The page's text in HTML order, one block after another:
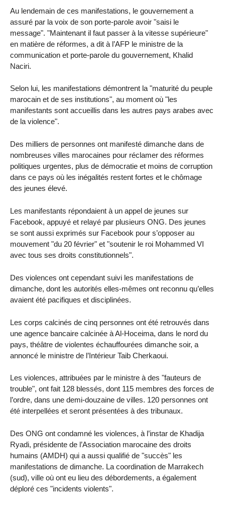
Au lendemain de ces manifestations, le gouvernement a
assuré par la voix de son porte-parole avoir "saisi le
message". "Maintenant il faut passer à la vitesse supérieure"
en matière de réformes, a dit à l’AFP le ministre de la
communication et porte-parole du gouvernement, Khalid
Naciri.
Selon lui, les manifestations démontrent la "maturité du peuple
marocain et de ses institutions", au moment où "les
manifestants sont accueillis dans les autres pays arabes avec
de la violence".
Des milliers de personnes ont manifesté dimanche dans de
nombreuses villes marocaines pour réclamer des réformes
politiques urgentes, plus de démocratie et moins de corruption
dans ce pays où les inégalités restent fortes et le chômage
des jeunes élevé.
Les manifestants répondaient à un appel de jeunes sur
Facebook, appuyé et relayé par plusieurs ONG. Des jeunes
se sont aussi exprimés sur Facebook pour s’opposer au
mouvement "du 20 février" et "soutenir le roi Mohammed VI
avec tous ses droits constitutionnels".
Des violences ont cependant suivi les manifestations de
dimanche, dont les autorités elles-mêmes ont reconnu qu’elles
avaient été pacifiques et disciplinées.
Les corps calcinés de cinq personnes ont été retrouvés dans
une agence bancaire calcinée à Al-Hoceima, dans le nord du
pays, théâtre de violentes échauffourées dimanche soir, a
annoncé le ministre de l’Intérieur Taib Cherkaoui.
Les violences, attribuées par le ministre à des "fauteurs de
trouble", ont fait 128 blessés, dont 115 membres des forces de
l’ordre, dans une demi-douzaine de villes. 120 personnes ont
été interpellées et seront présentées à des tribunaux.
Des ONG ont condamné les violences, à l’instar de Khadija
Ryadi, présidente de l’Association marocaine des droits
humains (AMDH) qui a aussi qualifié de "succès" les
manifestations de dimanche. La coordination de Marrakech
(sud), ville où ont eu lieu des débordements, a également
déploré ces "incidents violents".